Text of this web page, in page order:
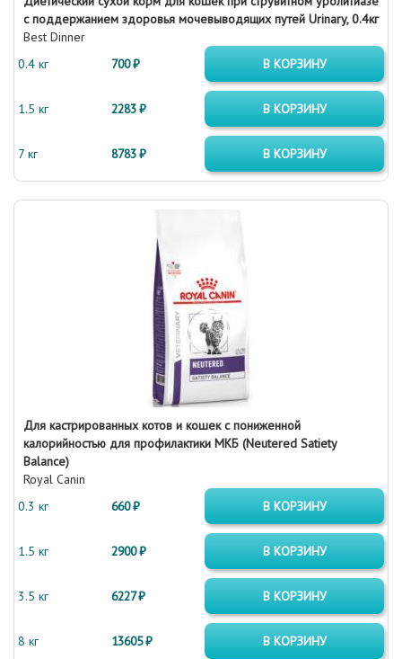
с поддержанием здоровья мочевыводящих путей Urinary, 0.4кг
Best Dinner
0.4 кг
700 ₽ В КОРЗИНУ
1.5 кг 2283 ₽ В КОРЗИНУ
7 кг 8783 ₽ В КОРЗИНУ
Для кастрированных котов и кошек с пониженной
калорийностью для профилактики МКБ (Neutered Satiety
Balance)
Royal Canin
0.3 кг
660 ₽ В КОРЗИНУ
1.5 кг 2900 ₽ В КОРЗИНУ
3.5 кг 6227 ₽ В КОРЗИНУ
8 кг 13605 ₽ В КОРЗИНУ